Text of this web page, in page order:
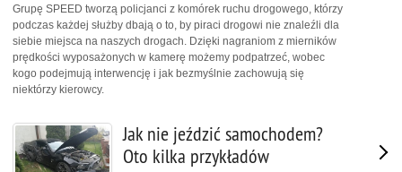
Grupę SPEED tworzą policjanci z komórek ruchu drogowego, którzy
podczas każdej służby dbają o to, by piraci drogowi nie znaleźli dla
siebie miejsca na naszych drogach. Dzięki nagraniom z mierników
prędkości wyposażonych w kamerę możemy podpatrzeć, wobec
kogo podejmują interwencję i jak bezmyślnie zachowują się
niektórzy kierowcy.
Jak nie jeździć samochodem?
Oto kilka przykładów